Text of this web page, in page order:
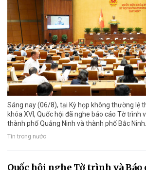
Sáng nay (06/8), tại Kỳ họp không thường lệ
khóa XVI, Quốc hội đã nghe báo cáo Tờ trình
thành phố Quảng Ninh và thành phố Bắc Ninh.
Tin trong nước
Quốc hội nghe Tờ trình và Báo